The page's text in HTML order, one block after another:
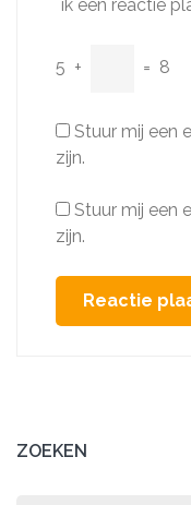
ik een reactie
5 + = 8
Stuur mij een
zijn.
Stuur mij een
zijn.
ZOEKEN